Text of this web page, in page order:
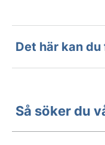
Det här kan du
Så söker du